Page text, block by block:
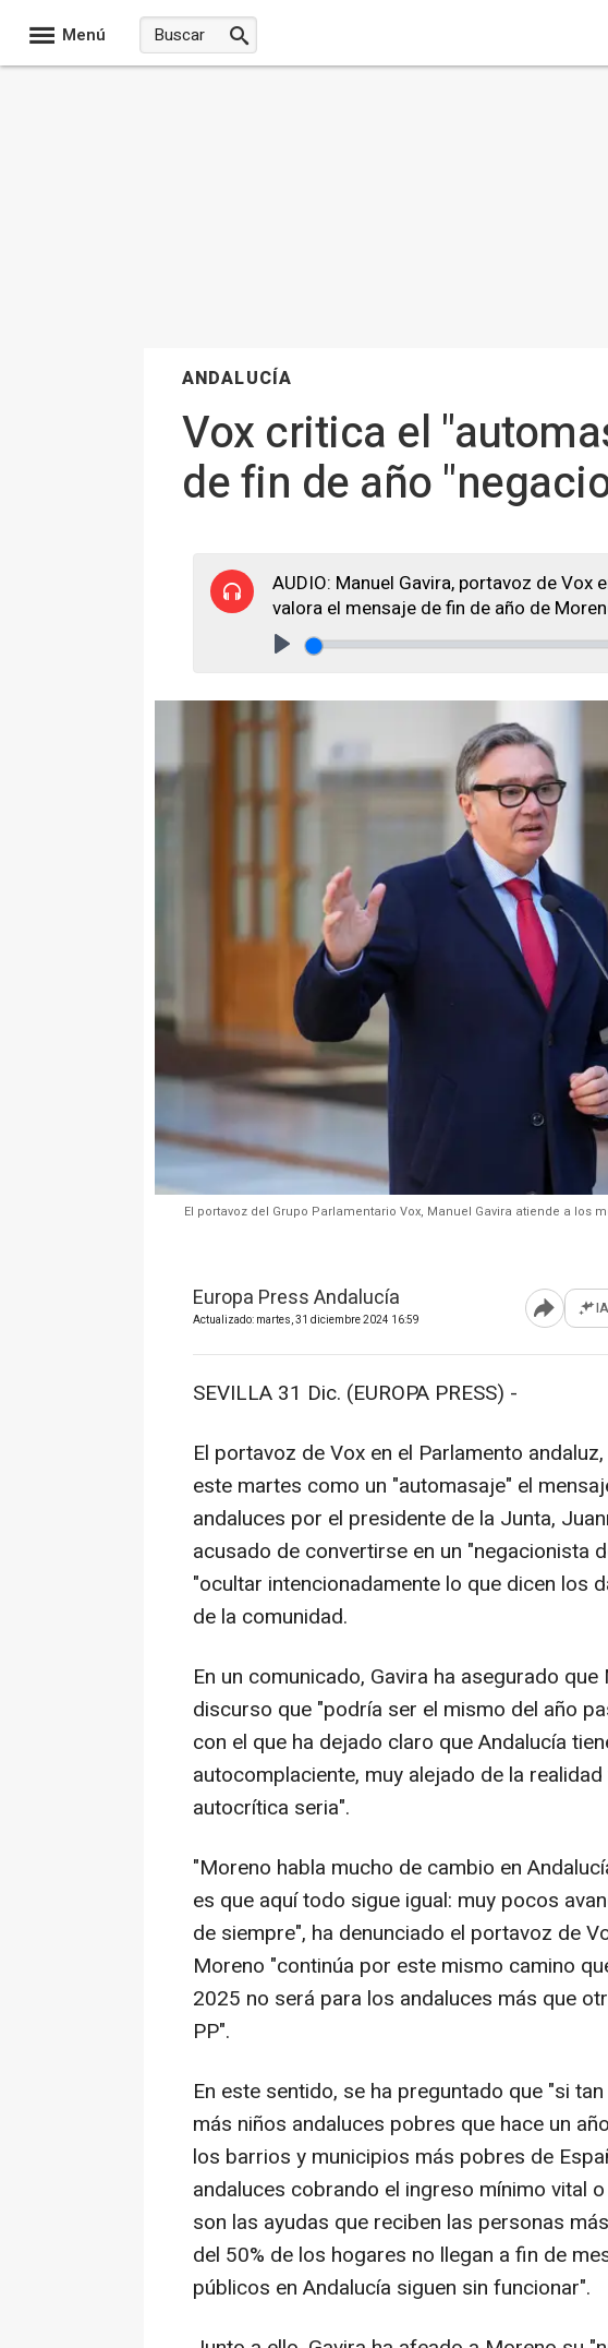
Menú
ANDALUCÍA
Vox critica el
de fin de año
AUDIO: Manuel Gavira, portavoz de Vox
valora el mensaje de fin de año de
El portavoz del Grupo Parlamentario Vox, Manuel Gavira atiende a los
Europa Press Andalucía
Actualizado: martes, 31 diciembre 2024 16:59 Abrir IA
SEVILLA 31 Dic. (EUROPA PRESS) -
El portavoz de Vox en el Parlamento
este martes como un "automasaje" el
andaluces por el presidente de la Junta,
acusado de convertirse en un "negacionista
"ocultar intencionadamente lo que dicen los
de la comunidad.
En un comunicado, Gavira ha asegurado
discurso que "podría ser el mismo del año
con el que ha dejado claro que Andalucía
autocomplaciente, muy alejado de la
autocrítica seria".
"Moreno habla mucho de cambio en
es que aquí todo sigue igual: muy pocos
de siempre", ha denunciado el portavoz de
Moreno "continúa por este mismo camino
2025 no será para los andaluces más que
PP".
En este sentido, se ha preguntado que "si
más niños andaluces pobres que hace un
los barrios y municipios más pobres de
andaluces cobrando el ingreso mínimo vital
son las ayudas que reciben las personas
del 50% de los hogares no llegan a fin de
públicos en Andalucía siguen sin funcionar".